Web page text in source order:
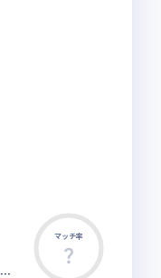
マッチ率
株式会社テクノプロ テクノプロ・エンジニアリング社